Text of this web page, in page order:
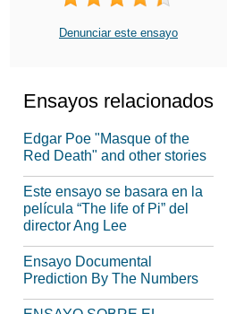
Denunciar este ensayo
Ensayos relacionados
Edgar Poe "Masque of the
Red Death" and other stories
Este ensayo se basara en la
película “The life of Pi” del
director Ang Lee
Ensayo Documental
Prediction By The Numbers